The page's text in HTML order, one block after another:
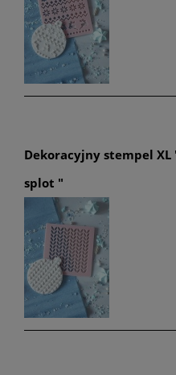
Dekoracyjny stempel
splot "